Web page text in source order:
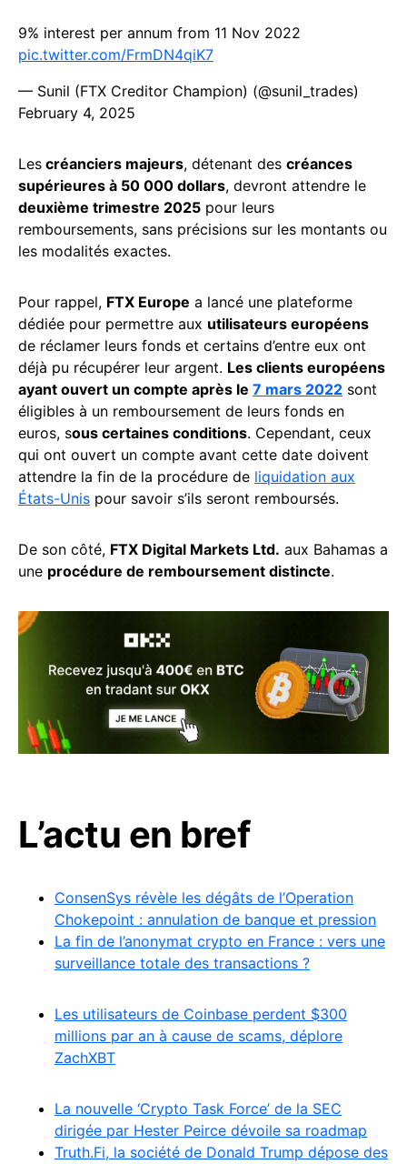
9% interest per annum from 11 Nov 2022
pic.twitter.com/FrmDN4qiK7
— Sunil (FTX Creditor Champion) (@sunil_trades)
February 4, 2025
Les créanciers majeurs, détenant des créances
supérieures à 50 000 dollars, devront attendre le
deuxième trimestre 2025 pour leurs
remboursements, sans précisions sur les montants ou
les modalités exactes.
Pour rappel, FTX Europe a lancé une plateforme
dédiée pour permettre aux utilisateurs européens
de réclamer leurs fonds et certains d’entre eux ont
déjà pu récupérer leur argent. Les clients européens
ayant ouvert un compte après le 7 mars 2022 sont
éligibles à un remboursement de leurs fonds en
euros, sous certaines conditions. Cependant, ceux
qui ont ouvert un compte avant cette date doivent
attendre la fin de la procédure de liquidation aux
États-Unis pour savoir s’ils seront remboursés.
De son côté, FTX Digital Markets Ltd. aux Bahamas a
une procédure de remboursement distincte.
L’actu en bref
ConsenSys révèle les dégâts de l’Operation
Chokepoint : annulation de banque et pression
La fin de l’anonymat crypto en France : vers une
surveillance totale des transactions ?
Les utilisateurs de Coinbase perdent $300
millions par an à cause de scams, déplore
ZachXBT
La nouvelle ‘Crypto Task Force’ de la SEC
dirigée par Hester Peirce dévoile sa roadmap
Truth.Fi, la société de Donald Trump dépose des